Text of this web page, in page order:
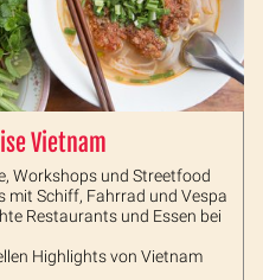
Vietnam
Workshops und Streetfood
mit Schiff, Fahrrad und Vespa
Restaurants und Essen bei
Highlights von Vietnam